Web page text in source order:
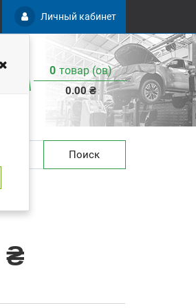
Личный кабинет
0 товар (ов)
0.00 ₴
Поиск
₴